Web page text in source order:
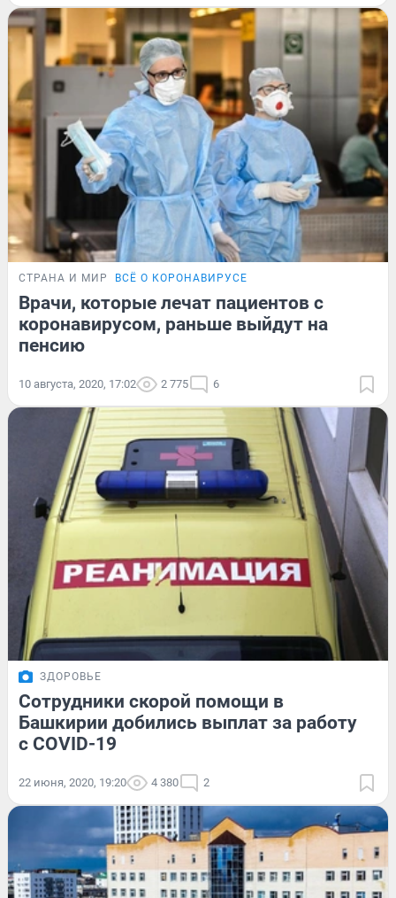
СТРАНА И МИР ВСЁ О КОРОНАВИРУСЕ
Врачи, которые лечат пациентов с
коронавирусом, раньше выйдут на
пенсию
10 августа, 2020, 17:02 2 775 6
ЗДОРОВЬЕ
Сотрудники скорой помощи в
Башкирии добились выплат за работу
с COVID-19
22 июня, 2020, 19:20 4 380 2